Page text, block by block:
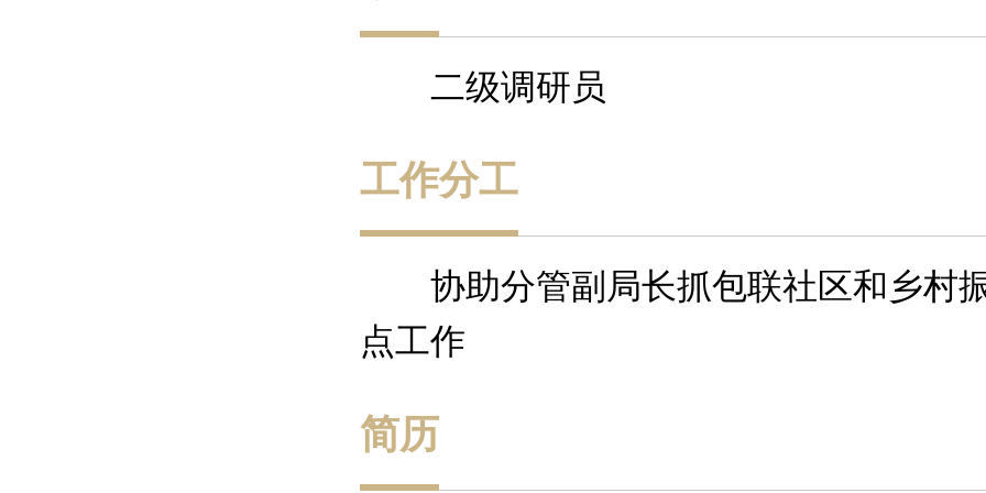
二级调研员
工作分工
协助分管副局长抓包联社区和乡村
点工作
简历